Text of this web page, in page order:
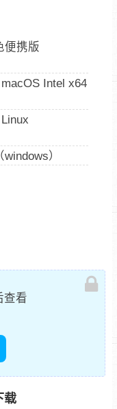
便携版
Intel x64
）
查看
载